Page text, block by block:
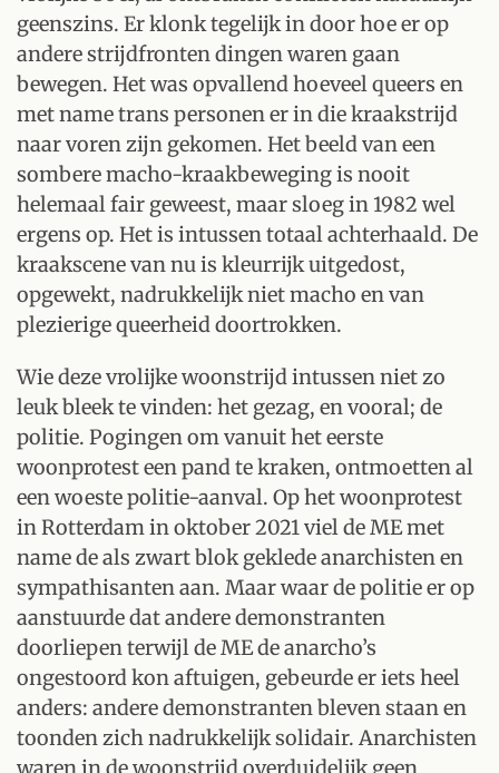
geenszins. Er klonk tegelijk in door hoe er op
andere strijdfronten dingen waren gaan
bewegen. Het was opvallend hoeveel queers en
met name trans personen er in die kraakstrijd
naar voren zijn gekomen. Het beeld van een
sombere macho-kraakbeweging is nooit
helemaal fair geweest, maar sloeg in 1982 wel
ergens op. Het is intussen totaal achterhaald. De
kraakscene van nu is kleurrijk uitgedost,
opgewekt, nadrukkelijk niet macho en van
plezierige queerheid doortrokken.
Wie deze vrolijke woonstrijd intussen niet zo
leuk bleek te vinden: het gezag, en vooral; de
politie. Pogingen om vanuit het eerste
woonprotest een pand te kraken, ontmoetten al
een woeste politie-aanval. Op het woonprotest
in Rotterdam in oktober 2021 viel de ME met
name de als zwart blok geklede anarchisten en
sympathisanten aan. Maar waar de politie er op
aanstuurde dat andere demonstranten
doorliepen terwijl de ME de anarcho’s
ongestoord kon aftuigen, gebeurde er iets heel
anders: andere demonstranten bleven staan en
toonden zich nadrukkelijk solidair. Anarchisten